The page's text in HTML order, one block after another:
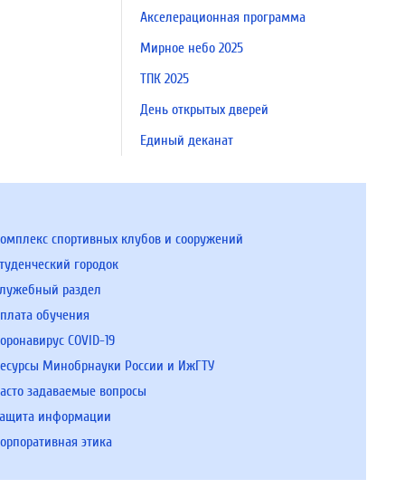
Акселерационная программа
Мирное небо 2025
ТПК 2025
День открытых дверей
Единый деканат
спортивных клубов и сооружений
городок
раздел
обучения
COVID-19
Минобрнауки России и ИжГТУ
задаваемые вопросы
информации
этика